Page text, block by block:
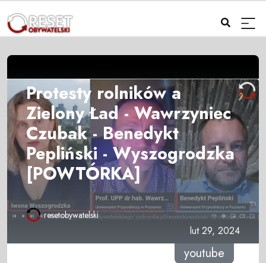
Protesty rolników a
Zielony Ład - Wawrzyniec
Czubak - Benedykt
Pepliński - Wyszogrodzka
[POWTÓRKA]
resetobywatelski
lut 29, 2024
youtube